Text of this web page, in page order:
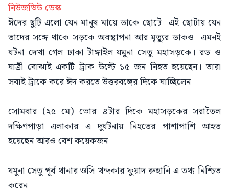
নিউজভিউ ডেস্ক
ঈদের ছুটি এলো যেন মানুষ মায়ে ডাকে ছোটে। এই ছোটায় যেন
তাদের সঙ্গে থাকে সড়কে অবস্থাপনা আর মৃত্যুর ডাকও। এমনই
ঘটনা দেখা গেল ঢাকা-টাঙ্গাইল-যমুনা সেতু মহাসড়কে। রড ও
যাত্রী বোঝাই একটি ট্রাক উল্টে ১৫ জন নিহত হয়েছেন। তারা
সবাই ট্রাকে করে ঈদ করতে উত্তরবঙ্গের দিকে যাচ্ছিলেন।
সোমবার (২৫ মে) ভোর ৪টার দিকে মহাসড়কের সরাতৈল
দক্ষিণপাড়া এলাকার এ দুর্ঘটনায় নিহতের পাশাপাশি আহত
হয়েছেন আরও বেশ কয়েকজন।
যমুনা সেতু পূর্ব থানার ওসি খন্দকার ফুয়াদ রুহানি এ তথ্য নিশ্চিত
করেন।